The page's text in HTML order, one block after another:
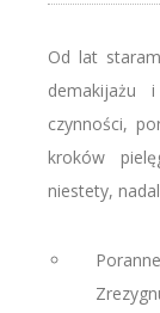
Od lat
demakijażu
czynności,
kroków
niestety,